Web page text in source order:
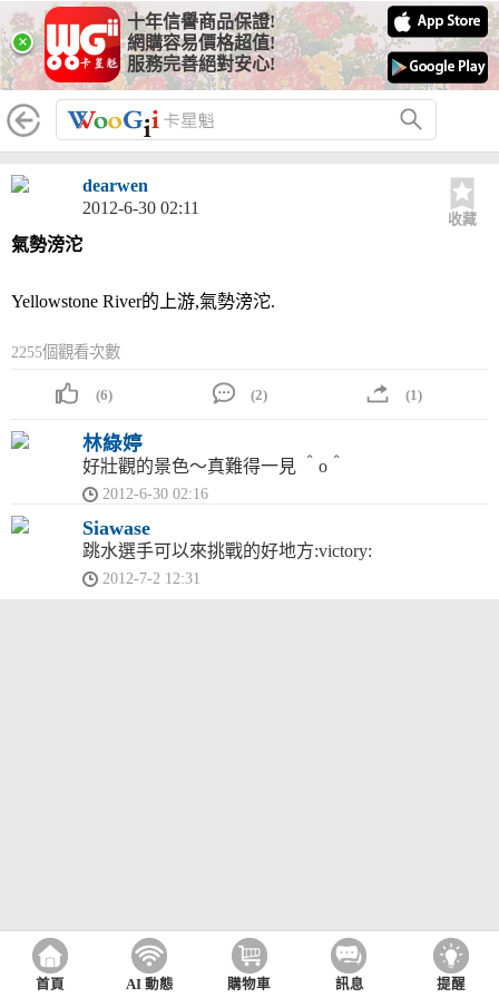
×
十年信譽商品保證!
網購容易價格超值!
服務完善絕對安心!
dearwen
2012-6-30 02:11
收藏
氣勢滂沱
Yellowstone River的上游,氣勢滂沱.
2255個觀看次數
(6) (2) (1)
林綠婷
好壯觀的景色～真難得一見 ＾o＾
2012-6-30 02:16
Siawase
跳水選手可以來挑戰的好地方:victory:
2012-7-2 12:31
首頁 AI 動態 購物車 訊息 提醒